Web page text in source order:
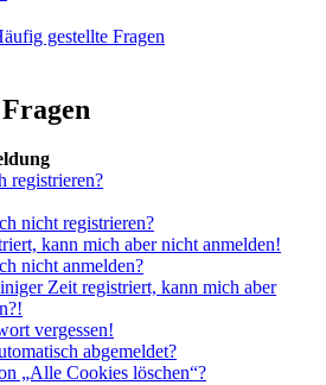
gestellte Fragen
registrieren?
nicht registrieren?
kann mich aber nicht anmelden!
nicht anmelden?
Zeit registriert, kann mich aber
vergessen!
abgemeldet?
„Alle Cookies löschen“?